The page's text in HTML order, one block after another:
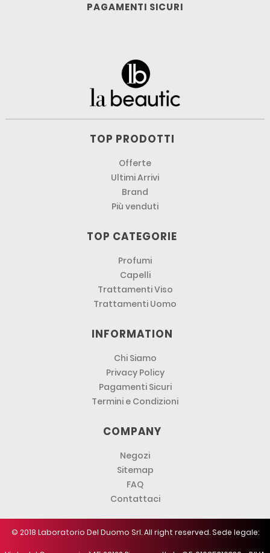
PAGAMENTI SICURI
TOP PRODOTTI
Offerte
Ultimi Arrivi
Brand
Più venduti
TOP CATEGORIE
Profumi
Capelli
Trattamenti Viso
Trattamenti Uomo
INFORMATION
Chi Siamo
Privacy Policy
Pagamenti Sicuri
Termini e Condizioni
COMPANY
Negozi
Sitemap
FAQ
Contattaci
© 2018 Laboratorio Del Duomo Srl. All right reserved. Sede legale: